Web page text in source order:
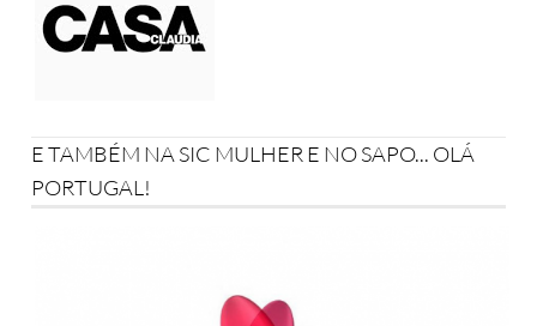
E TAMBÉM NA SIC MULHER E NO SAPO... OLÁ
PORTUGAL!